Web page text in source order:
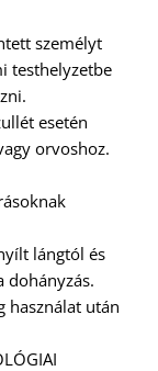
személyt
testhelyzetbe
esetén
orvoshoz.
lángtól és
dohányzás.
használat után